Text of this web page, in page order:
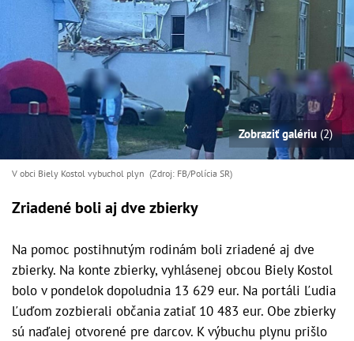
Zobraziť galériu (2)
V obci Biely Kostol vybuchol plyn (Zdroj: FB/Polícia SR)
Zriadené boli aj dve zbierky
Na pomoc postihnutým rodinám boli zriadené aj dve
zbierky. Na konte zbierky, vyhlásenej obcou Biely Kostol
bolo v pondelok dopoludnia 13 629 eur. Na portáli Ľudia
Ľuďom zozbierali občania zatiaľ 10 483 eur. Obe zbierky
sú naďalej otvorené pre darcov. K výbuchu plynu prišlo